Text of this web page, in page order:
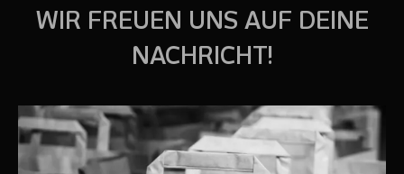
WIR FREUEN UNS AUF DEINE
NACHRICHT!